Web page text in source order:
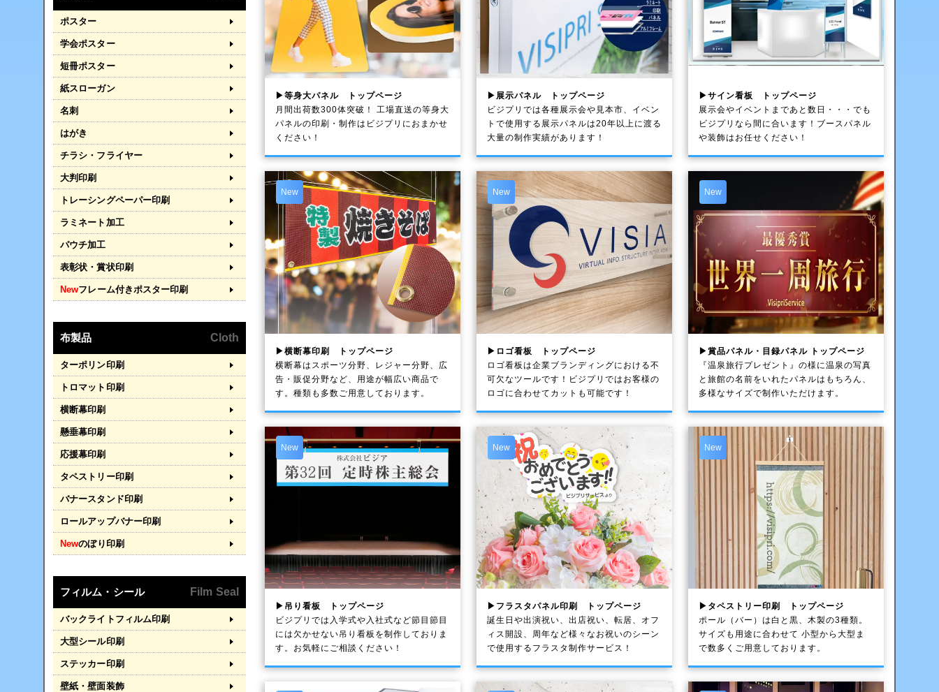
▶等身大パネル トップページ
月間出荷数300体突破！ 工場直送の等身大
パネルの印刷・制作は ビジプリ におまかせ
ください！
▶展示パネル トップページ
ビジプリでは各種展示会や見本市、イベン
トで使用する展示パネルは20年以上に渡る
大量の制作実績があります！
▶サイン看板 トップページ
展示会やイベントまであと数日・・・でも
ビジプリなら間に合います！ブースパネル
や装飾はお任せください！
New
▶横断幕印刷 トップページ
横断幕はスポーツ分野、レジャー分野、広
告・販促分野など、用途が幅広い商品で
す。種類も多数ご用意しております。
New
▶ロゴ看板 トップページ
ロゴ看板は企業ブランディングにおける不
可欠なツールです！ビジプリではお客様の
ロゴに合わせてカットも可能です！
New
▶賞品パネル・目録パネル トップページ
『温泉旅行プレゼント』の様に温泉の写真
と旅館の名前をいれたパネルはもちろん、
多様なサイズで制作いただけます。
New
▶吊り看板 トップページ
ビジプリでは入学式や入社式など節目節目
には欠かせない吊り看板を制作しておりま
す。お気軽にご相談ください！
New
▶フラスタパネル印刷 トップページ
誕生日や出演祝い、出店祝い、転居、オフ
ィス開設、周年など様々なお祝いのシーン
で使用するフラスタ制作サービス！
New
▶タペストリー印刷 トップページ
ポール（バー）は白と黒、木製の3種類。
サイズも用途に合わせて 小型から大型ま
で数多くご用意しております。
ポスター
学会ポスター
短冊ポスター
紙スローガン
名刺
はがき
チラシ・フライヤー
大判印刷
トレーシングペーパー印刷
ラミネート加工
パウチ加工
表彰状・賞状印刷
Newフレーム付きポスター印刷
布製品 Cloth
ターポリン印刷
トロマット印刷
横断幕印刷
懸垂幕印刷
応援幕印刷
タペストリー印刷
バナースタンド印刷
ロールアップバナー印刷
Newのぼり印刷
フィルム・シール Film Seal
バックライトフィルム印刷
大型シール印刷
ステッカー印刷
壁紙・壁面装飾